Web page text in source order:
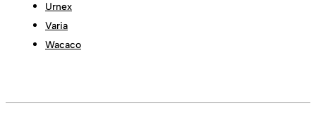
Urnex
Varia
Wacaco